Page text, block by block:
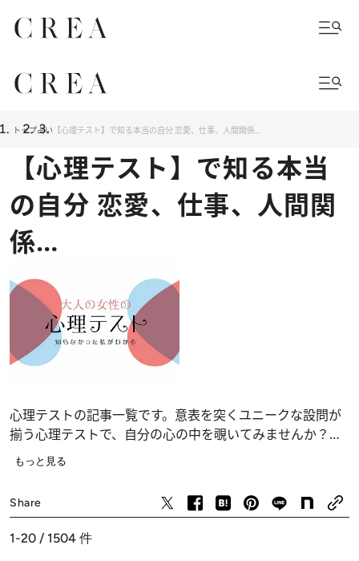
トップ占い 【心理テスト】で知る本当の自分 恋愛、仕事、人間関係…
【心理テスト】で知る本当
の自分 恋愛、仕事、人間関
係…
心理テストの記事一覧です。意表を突くユニークな設問が
揃う心理テストで、自分の心の中を覗いてみませんか？
恋愛、仕事、人間関係の深層心理……、自分でも気づかな
もっと見る
Share
1-20 / 1504 件